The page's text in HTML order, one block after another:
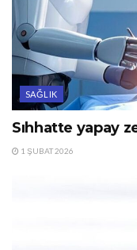
SAĞLIK
Sıhhatte yapay
1 ŞUBAT 2026